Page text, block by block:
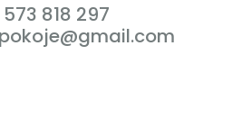
573 818 297